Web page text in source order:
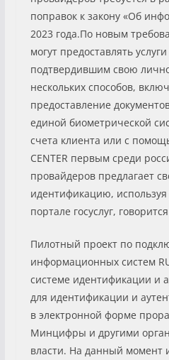
поправок к закону «Об
2023 года.По новым
могут предоставлять
подтвердившим свою
нескольких способов,
предоставление
единой биометрической
счета клиента или с
CENTER первым среди
провайдеров предлагает
идентификацию,
портале госуслуг,
Пилотный проект по
информационных систем
системе идентификации и
для идентификации и
в электронной форме
Минцифры и другими
власти. На данный момент